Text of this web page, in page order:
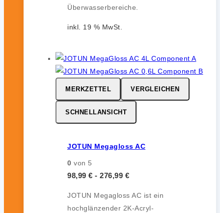
Überwasserbereiche.
inkl. 19 % MwSt.
MERKZETTEL VERGLEICHEN
SCHNELLANSICHT
JOTUN Megagloss AC
0 von 5
98,99 € - 276,99 €
JOTUN Megagloss AC ist ein
hochglänzender 2K-Acryl-